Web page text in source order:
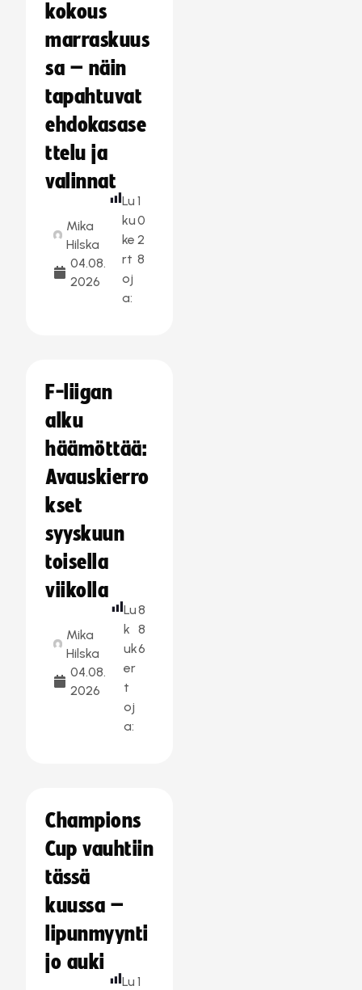
kokous
marraskuus
sa – näin
tapahtuvat
ehdokasase
ttelu ja
valinnat
Mika
Hilska
04.08.
2026
Lu
ku
ke
rt
oj
a:
1
0
2
8
F-liigan
alku
häämöttää:
Avauskierro
kset
syyskuun
toisella
viikolla
Mika
Hilska
04.08.
2026
Lu
k
uk
er
t
oj
a:
8
8
6
Champions
Cup vauhtiin
tässä
kuussa –
lipunmyynti
jo auki
Lu 1